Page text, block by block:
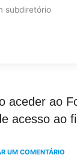
subdiretório
aceder ao
acesso ao
UM COMENTÁRIO